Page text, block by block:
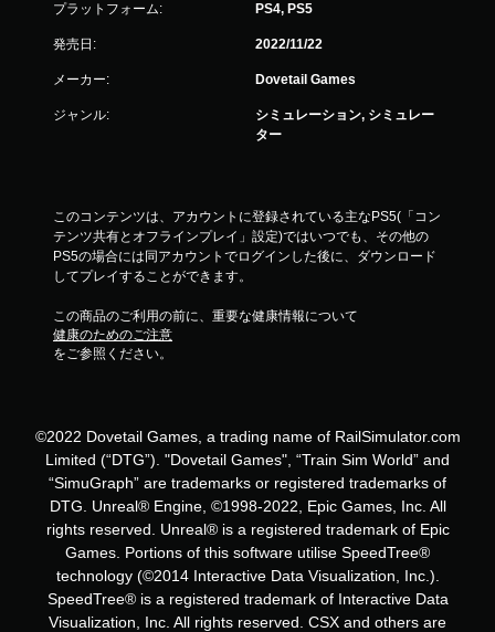
プラットフォーム: PS4, PS5
発売日: 2022/11/22
メーカー: Dovetail Games
ジャンル:
シミュレーション, シミュレー
ター
このコンテンツは、アカウントに登録されている主なPS5(「コン
テンツ共有とオフラインプレイ」設定)ではいつでも、その他の
PS5の場合には同アカウントでログインした後に、ダウンロード
してプレイすることができます。
この商品のご利用の前に、重要な健康情報について
健康のためのご注意
をご参照ください。
©2022 Dovetail Games, a trading name of RailSimulator.com
Limited (“DTG”). "Dovetail Games", “Train Sim World” and
“SimuGraph” are trademarks or registered trademarks of
DTG. Unreal® Engine, ©1998-2022, Epic Games, Inc. All
rights reserved. Unreal® is a registered trademark of Epic
Games. Portions of this software utilise SpeedTree®
technology (©2014 Interactive Data Visualization, Inc.).
SpeedTree® is a registered trademark of Interactive Data
Visualization, Inc. All rights reserved. CSX and others are